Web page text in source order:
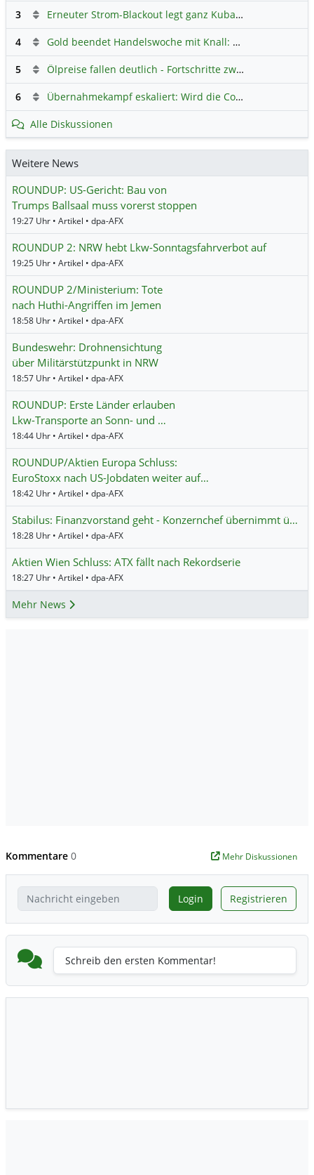
3 Erneuter Strom-Blackout legt ganz Kuba lahm
4 Gold beendet Handelswoche mit Knall: Barrick Mining – Ist diese Aktie wieder ein Kauf?
5 Ölpreise fallen deutlich - Fortschritte zwischen USA und Iran belasten
6 Übernahmekampf eskaliert: Wird die Commerzbank italienisch?
Alle Diskussionen
Weitere News
ROUNDUP: US-Gericht: Bau von
Trumps Ballsaal muss vorerst stoppen
19:27 Uhr • Artikel • dpa-AFX
ROUNDUP 2: NRW hebt Lkw-Sonntagsfahrverbot auf
19:25 Uhr • Artikel • dpa-AFX
ROUNDUP 2/Ministerium: Tote
nach Huthi-Angriffen im Jemen
18:58 Uhr • Artikel • dpa-AFX
Bundeswehr: Drohnensichtung
über Militärstützpunkt in NRW
18:57 Uhr • Artikel • dpa-AFX
ROUNDUP: Erste Länder erlauben
Lkw-Transporte an Sonn- und …
18:44 Uhr • Artikel • dpa-AFX
ROUNDUP/Aktien Europa Schluss:
EuroStoxx nach US-Jobdaten weiter auf…
18:42 Uhr • Artikel • dpa-AFX
Stabilus: Finanzvorstand geht - Konzernchef übernimmt ü…
18:28 Uhr • Artikel • dpa-AFX
Aktien Wien Schluss: ATX fällt nach Rekordserie
18:27 Uhr • Artikel • dpa-AFX
Mehr News
Kommentare 0 Mehr Diskussionen
Login Registrieren
Schreib den ersten Kommentar!